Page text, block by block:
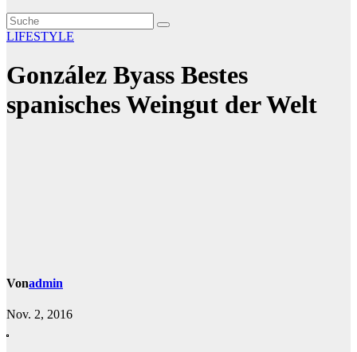
LIFESTYLE
González Byass Bestes
spanisches Weingut der Welt
Vonadmin
Nov. 2, 2016